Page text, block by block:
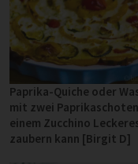
Paprika-Quiche oder
mit zwei
einem Zucchino
zaubern kann [Birgit D]